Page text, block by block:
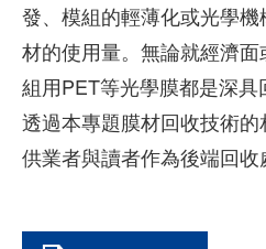
發、模組的輕薄化或光學
材的使用量。無論就經濟
組用PET等光學膜都是深
透過本專題膜材回收技術
供業者與讀者作為後端回收